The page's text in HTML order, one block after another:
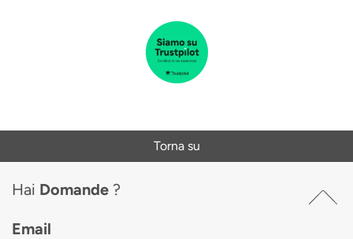
Torna su
Hai Domande ?
Email